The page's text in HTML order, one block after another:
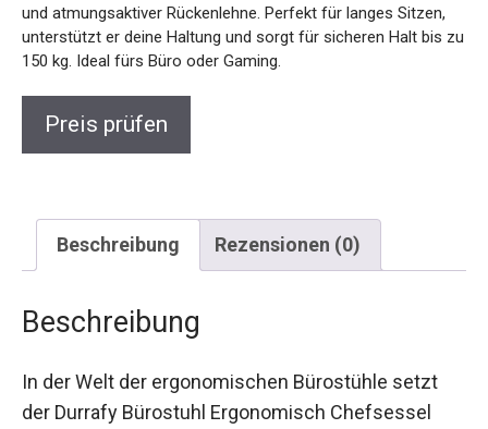
und atmungsaktiver Rückenlehne. Perfekt für langes Sitzen,
unterstützt er deine Haltung und sorgt für sicheren Halt bis zu
150 kg. Ideal fürs Büro oder Gaming.
Preis prüfen
Beschreibung Rezensionen (0)
Beschreibung
In der Welt der ergonomischen Bürostühle setzt
der Durrafy Bürostuhl Ergonomisch Chefsessel